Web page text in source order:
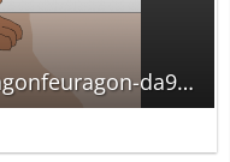
freddy_fazbear_by_superdragonfeuragon-da92h59.png